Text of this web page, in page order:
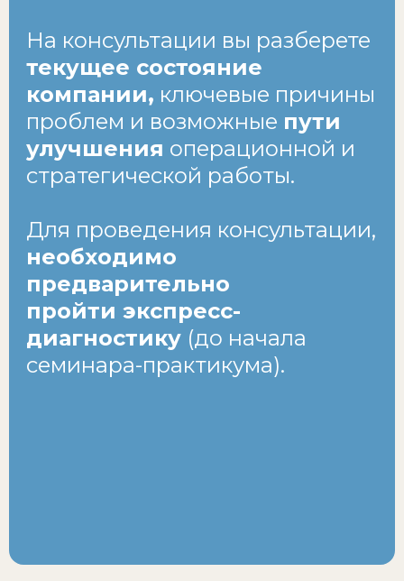
На консультации вы разберете
текущее состояние
компании, ключевые причины
проблем и возможные пути
улучшения операционной и
стратегической работы.
Для проведения консультации,
необходимо
предварительно
пройти экспресс-
диагностику (до начала
семинара-практикума).